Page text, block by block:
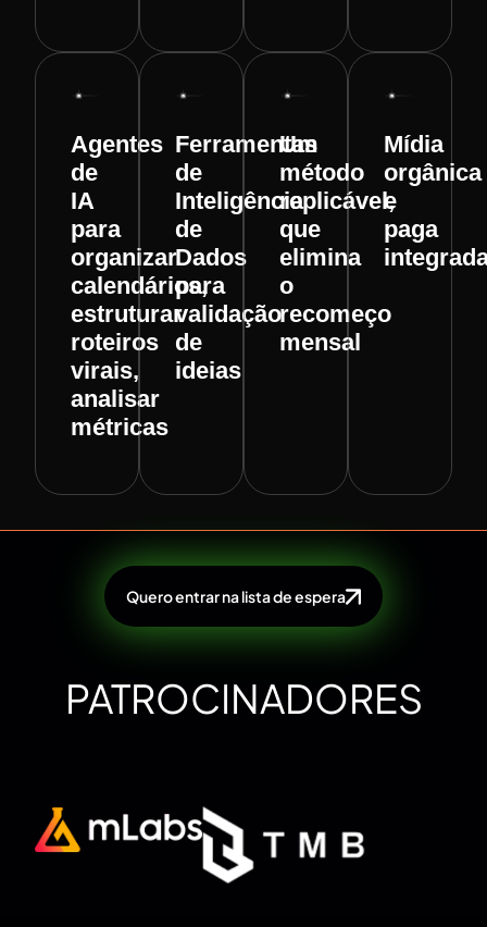
Agentes
de
IA
para
organizar
calendários,
estruturar
roteiros
virais,
analisar
métricas
Ferramentas
de
Inteligência
de
Dados
para
validação
de
ideias
Um
método
replicável,
que
elimina
o
recomeço
mensal
Mídia
orgânica
e
paga
Quero entrar na lista de espera
PATROCINADORES